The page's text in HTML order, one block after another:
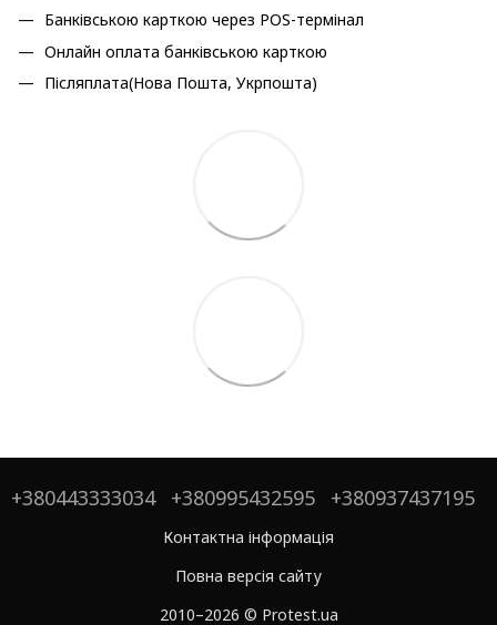
Банківською карткою через POS-термінал
Онлайн оплата банківською карткою
Післяплата(Нова Пошта, Укрпошта)
+380443333034 +380995432595 +380937437195
Контактна інформація
Повна версія сайту
2010–2026 © Protest.ua